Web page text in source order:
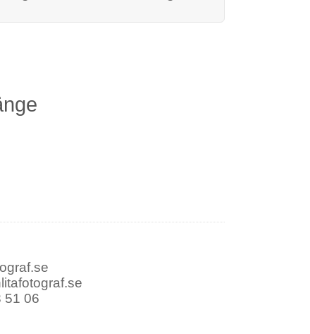
51 06